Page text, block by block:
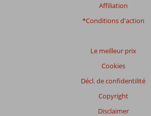
Affiliation
*Conditions d'action
Le meilleur prix
Cookies
Décl. de confidentilité
Copyright
Disclaimer